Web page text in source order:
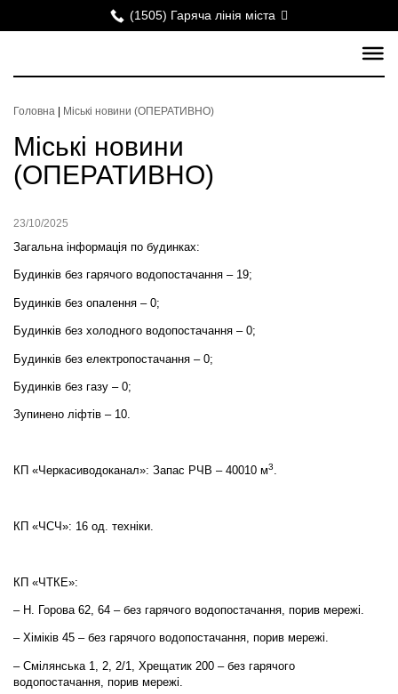
(1505) Гаряча лінія міста
Головна Міські новини (ОПЕРАТИВНО)
Міські новини
(ОПЕРАТИВНО)
23/10/2025
Загальна інформація по будинках:
Будинків без гарячого водопостачання – 19;
Будинків без опалення – 0;
Будинків без холодного водопостачання – 0;
Будинків без електропостачання – 0;
Будинків без газу – 0;
Зупинено ліфтів – 10.
КП «Черкасиводоканал»: Запас РЧВ – 40010 м3.
КП «ЧСЧ»: 16 од. техніки.
КП «ЧТКЕ»:
– Н. Горова 62, 64 – без гарячого водопостачання, порив мережі.
– Хіміків 45 – без гарячого водопостачання, порив мережі.
– Смілянська 1, 2, 2/1, Хрещатик 200 – без гарячого
водопостачання, порив мережі.